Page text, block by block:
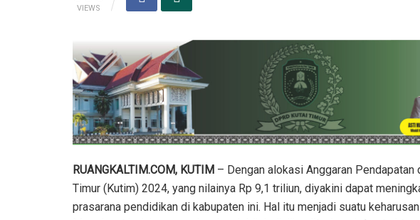
VIEWS
RUANGKALTIM.COM, KUTIM – Dengan alokasi Anggaran Pendapatan
Timur (Kutim) 2024, yang nilainya Rp 9,1 triliun, diyakini dapat
prasarana pendidikan di kabupaten ini. Hal itu menjadi suatu